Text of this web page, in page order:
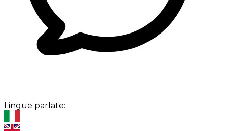
Lingue parlate: